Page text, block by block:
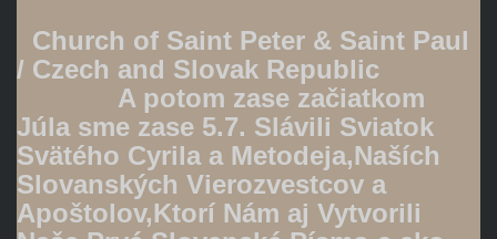
Church of Saint Peter & Saint Paul
/ Czech and Slovak Republic
A potom zase začiatkom
Júla sme zase 5.7. Slávili Sviatok
Svätého Cyrila a Metodeja,Naších
Slovanských Vierozvestcov a
Apoštolov,Ktorí Nám aj Vytvorili